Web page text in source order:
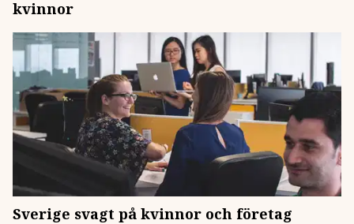
kvinnor
Sverige svagt på kvinnor och företag